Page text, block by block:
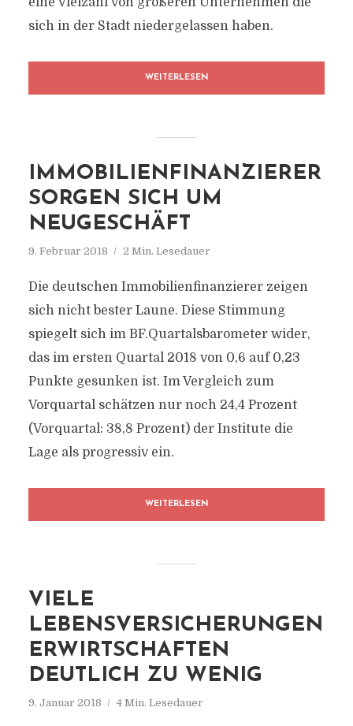
sich in der Stadt niedergelassen haben.
WEITERLESEN
IMMOBILIENFINANZIERER
SORGEN SICH UM
NEUGESCHÄFT
9. Februar 2018 2 Min. Lesedauer
Die deutschen Immobilienfinanzierer zeigen
sich nicht bester Laune. Diese Stimmung
spiegelt sich im BF.Quartalsbarometer wider,
das im ersten Quartal 2018 von 0,6 auf 0,23
Punkte gesunken ist. Im Vergleich zum
Vorquartal schätzen nur noch 24,4 Prozent
(Vorquartal: 38,8 Prozent) der Institute die
Lage als progressiv ein.
WEITERLESEN
VIELE
LEBENSVERSICHERUNGEN
ERWIRTSCHAFTEN
DEUTLICH ZU WENIG
9. Januar 2018 4 Min. Lesedauer